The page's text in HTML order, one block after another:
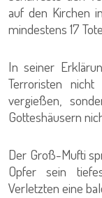
auf den Kirchen
mindestens 17
In seiner
Terroristen
vergießen,
Gotteshäusern
Der Groß-Mufti
Opfer sein
Verletzten eine